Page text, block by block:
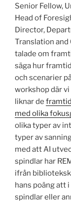
Senior Fellow,
Head of
Director,
Translation
talade om
säga hur
och scenarier
workshop där
liknar de
med olika
olika typer av
typer av
med att AI
spindlar har
ifrån
hans poäng att
spindlar eller